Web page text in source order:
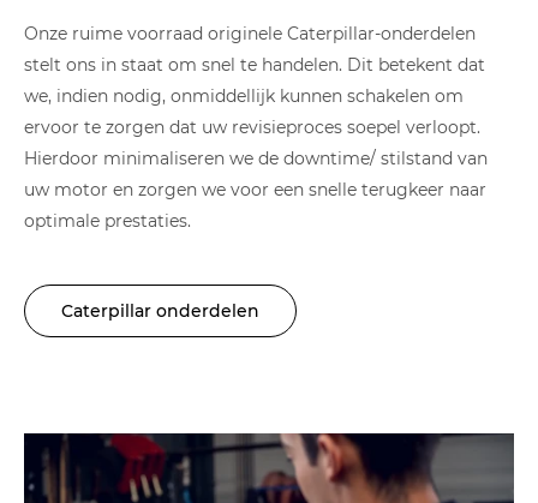
Onze ruime voorraad originele Caterpillar-onderdelen
stelt ons in staat om snel te handelen. Dit betekent dat
we, indien nodig, onmiddellijk kunnen schakelen om
ervoor te zorgen dat uw revisieproces soepel verloopt.
Hierdoor minimaliseren we de downtime/ stilstand van
uw motor en zorgen we voor een snelle terugkeer naar
optimale prestaties.
Caterpillar onderdelen